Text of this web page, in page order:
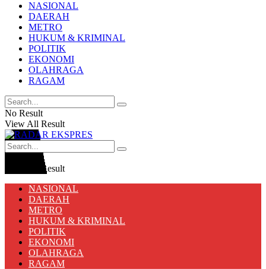
NASIONAL
DAERAH
METRO
HUKUM & KRIMINAL
POLITIK
EKONOMI
OLAHRAGA
RAGAM
No Result
View All Result
View All Result
NASIONAL
DAERAH
METRO
HUKUM & KRIMINAL
POLITIK
EKONOMI
OLAHRAGA
RAGAM